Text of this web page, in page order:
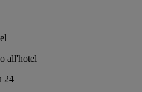
all'hotel
24